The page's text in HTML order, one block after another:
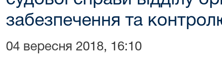
забезпечення та
04 вересня 2018, 16:10